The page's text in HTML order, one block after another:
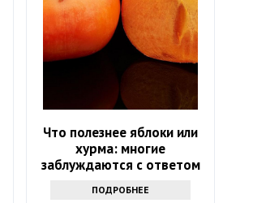
Что полезнее яблоки или
хурма: многие
заблуждаются с ответом
ПОДРОБНЕЕ